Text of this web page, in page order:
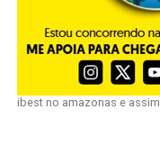
ibest no amazonas e assim